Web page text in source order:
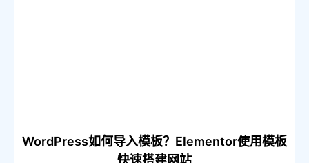
WordPress如何导入模板？Elementor使用模板
快速搭建网站